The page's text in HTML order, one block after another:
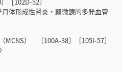
形成性腎炎・顕微鏡的多発血管
） ［100A-38］［105I-57］
〉